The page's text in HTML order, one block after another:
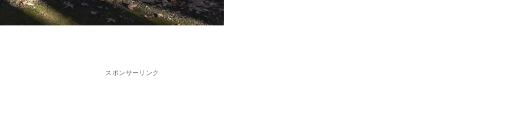
スポンサーリンク